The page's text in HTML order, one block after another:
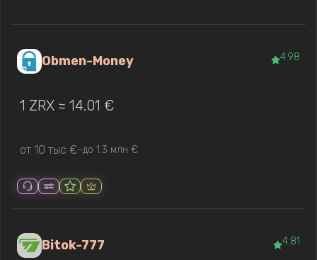
Obmen-Money 4.98
1 ZRX ≈ 14.01 €
от 10 тыс €—до 1.3 млн €
Bitok-777 4.81